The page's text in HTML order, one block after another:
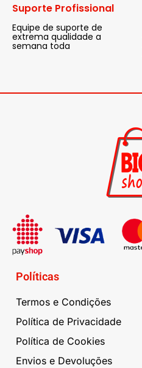
Suporte Profissional
Equipe de suporte de
extrema qualidade a
semana toda
Políticas
Termos e Condições
Política de Privacidade
Política de Cookies
Envios e Devoluções